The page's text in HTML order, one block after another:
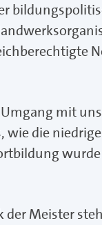
mit
wie die
wurde
Meister